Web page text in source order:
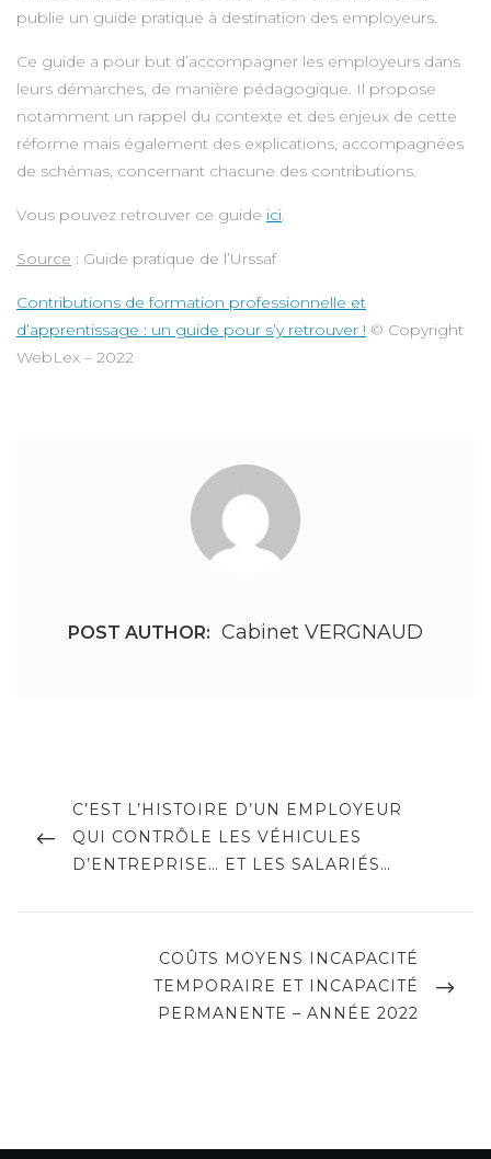
publie un guide pratique à destination des employeurs.
Ce guide a pour but d’accompagner les employeurs dans
leurs démarches, de manière pédagogique. Il propose
notamment un rappel du contexte et des enjeux de cette
réforme mais également des explications, accompagnées
de schémas, concernant chacune des contributions.
Vous pouvez retrouver ce guide ici.
Source : Guide pratique de l’Urssaf
Contributions de formation professionnelle et
d’apprentissage : un guide pour s’y retrouver ! © Copyright
WebLex – 2022
POST AUTHOR: Cabinet VERGNAUD
l’article
PREVIOUS
POST
C’EST L’HISTOIRE D’UN EMPLOYEUR
QUI CONTRÔLE LES VÉHICULES
D’ENTREPRISE… ET LES SALARIÉS…
NEXT
POST
COÛTS MOYENS INCAPACITÉ
TEMPORAIRE ET INCAPACITÉ
PERMANENTE – ANNÉE 2022